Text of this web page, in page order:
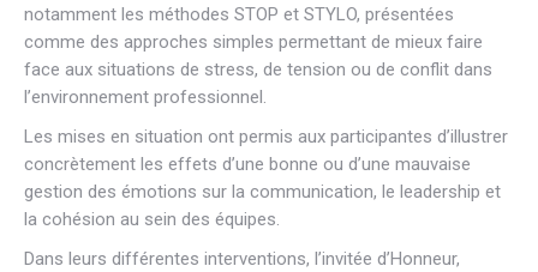
notamment les méthodes STOP et STYLO, présentées
comme des approches simples permettant de mieux faire
face aux situations de stress, de tension ou de conflit dans
l’environnement professionnel.
Les mises en situation ont permis aux participantes d’illustrer
concrètement les effets d’une bonne ou d’une mauvaise
gestion des émotions sur la communication, le leadership et
la cohésion au sein des équipes.
Dans leurs différentes interventions, l’invitée d’Honneur,